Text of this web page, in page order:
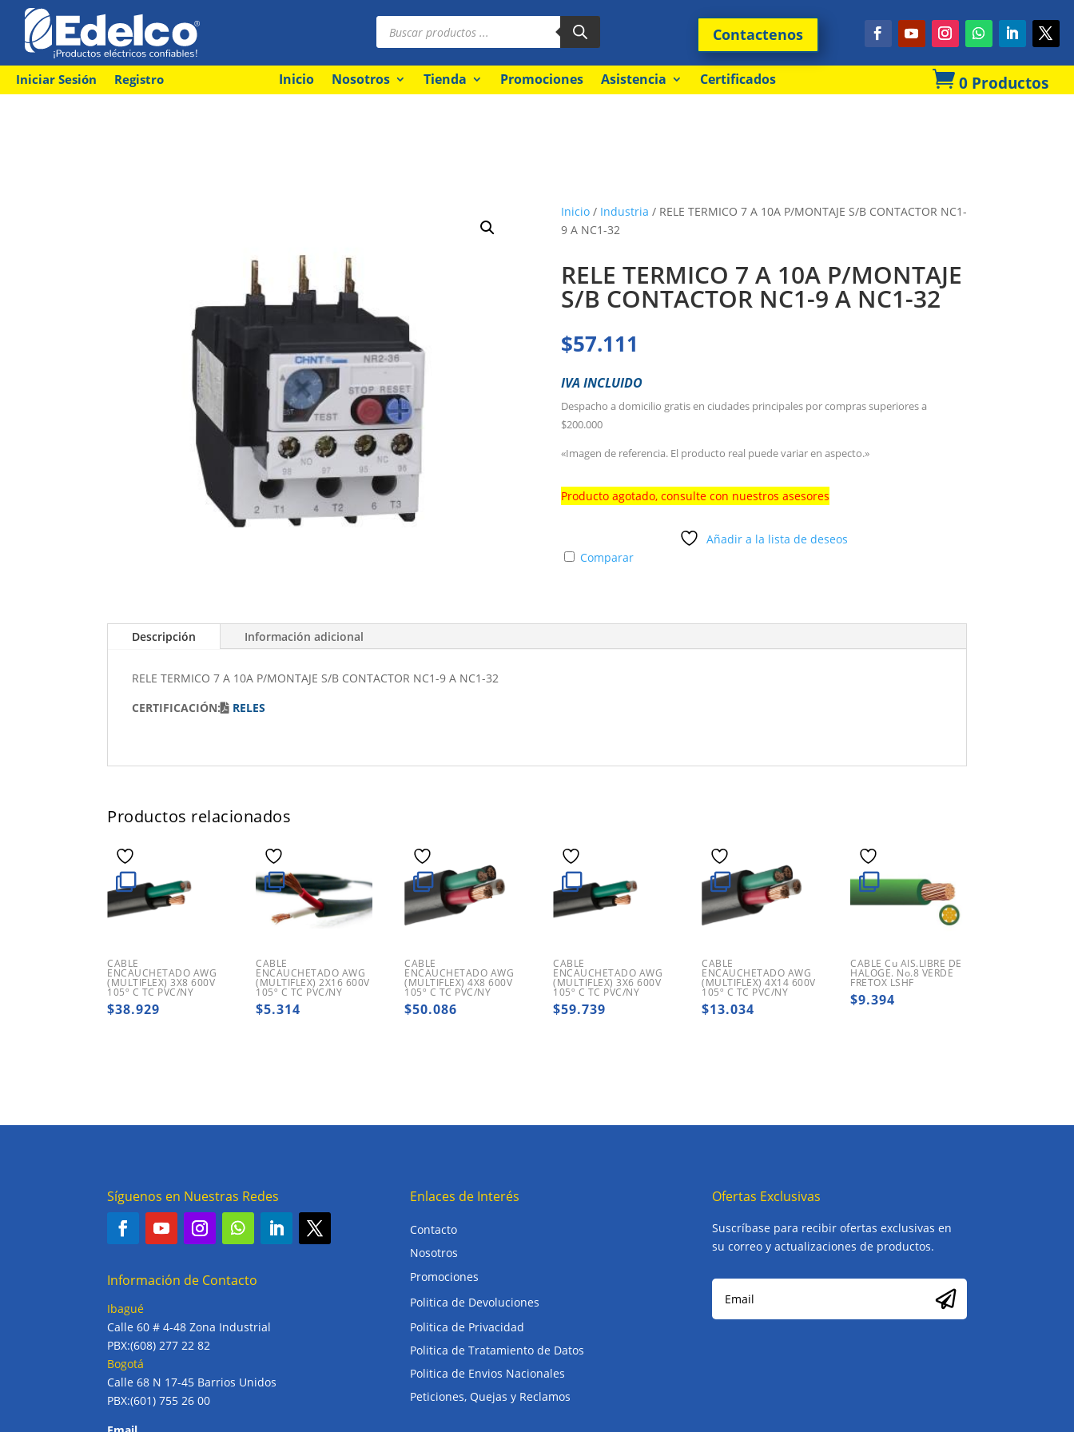
Búsqueda
productos Contactenos
Iniciar Sesión Registro Inicio Nosotros Tienda Promociones Asistencia Certificados  0 Productos
Inicio/ Industria / RELE TERMICO 7 A 10A P/MONTAJE S/B CONTACTOR NC1-
9 A NC1-32
RELE TERMICO 7 A 10A P/MONTAJE
S/B CONTACTOR NC1-9 A NC1-32
$57.111
IVA INCLUIDO
Despacho a domicilio gratis en ciudades principales por compras superiores a
$200.000
«Imagen de referencia. El producto real puede variar en aspecto.»
Producto agotado, consulte con nuestros asesores
Añadir a la lista de deseos
Comparar
Descripción Información adicional
RELE TERMICO 7 A 10A P/MONTAJE S/B CONTACTOR NC1-9 A NC1-32
CERTIFICACIÓN:
RELES
Productos relacionados
CABLE
ENCAUCHETADO AWG
(MULTIFLEX) 3X8 600V
105º C TC PVC/NY
$38.929
CABLE
ENCAUCHETADO AWG
(MULTIFLEX) 2X16 600V
105º C TC PVC/NY
$5.314
CABLE
ENCAUCHETADO AWG
(MULTIFLEX) 4X8 600V
105º C TC PVC/NY
$50.086
CABLE
ENCAUCHETADO AWG
(MULTIFLEX) 3X6 600V
105º C TC PVC/NY
$59.739
CABLE
ENCAUCHETADO AWG
(MULTIFLEX) 4X14 600V
105º C TC PVC/NY
$13.034
CABLE Cu AIS.LIBRE DE
HALOGE. No.8 VERDE
FRETOX LSHF
$9.394
Síguenos en Nuestras Redes
Información de Contacto
Ibagué
Calle 60 # 4-48 Zona Industrial
PBX:(608) 277 22 82
Bogotá
Calle 68 N 17-45 Barrios Unidos
PBX:(601) 755 26 00
Enlaces de Interés
Contacto
Nosotros
Promociones
Politica de Devoluciones
Politica de Privacidad
Politica de Tratamiento de Datos
Politica de Envios Nacionales
Peticiones, Quejas y Reclamos
Ofertas Exclusivas
Suscríbase para recibir ofertas exclusivas en
su correo y actualizaciones de productos.